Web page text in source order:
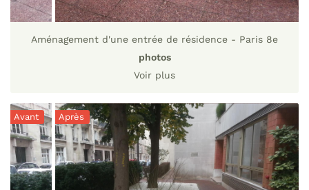
Aménagement d'une entrée de résidence - Paris 8e
photos
Voir plus
Avant Après